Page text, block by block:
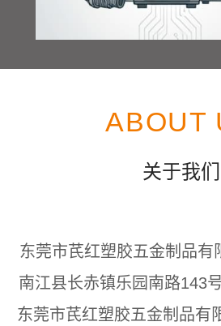
ABOUT
关于我们
东莞市芪红塑胶五金制品有
南江县长赤镇乐园南路143
东莞市芪红塑胶五金制品有